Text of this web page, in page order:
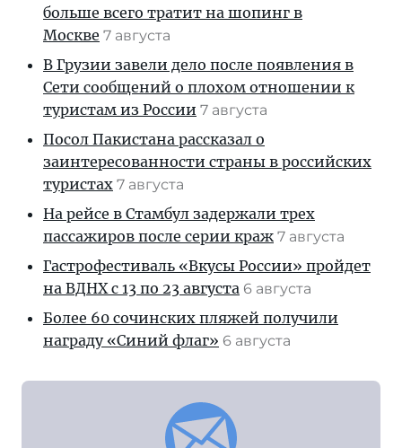
больше всего тратит на шопинг в
Москве 7 августа
В Грузии завели дело после появления в
Сети сообщений о плохом отношении к
туристам из России 7 августа
Посол Пакистана рассказал о
заинтересованности страны в российских
туристах 7 августа
На рейсе в Стамбул задержали трех
пассажиров после серии краж 7 августа
Гастрофестиваль «Вкусы России» пройдет
на ВДНХ с 13 по 23 августа 6 августа
Более 60 сочинских пляжей получили
награду «Синий флаг» 6 августа